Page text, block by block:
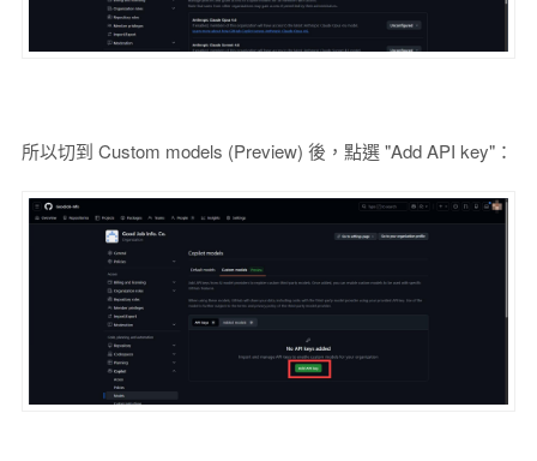
所以切到 Custom models (Preview) 後，點選 "Add API key"：